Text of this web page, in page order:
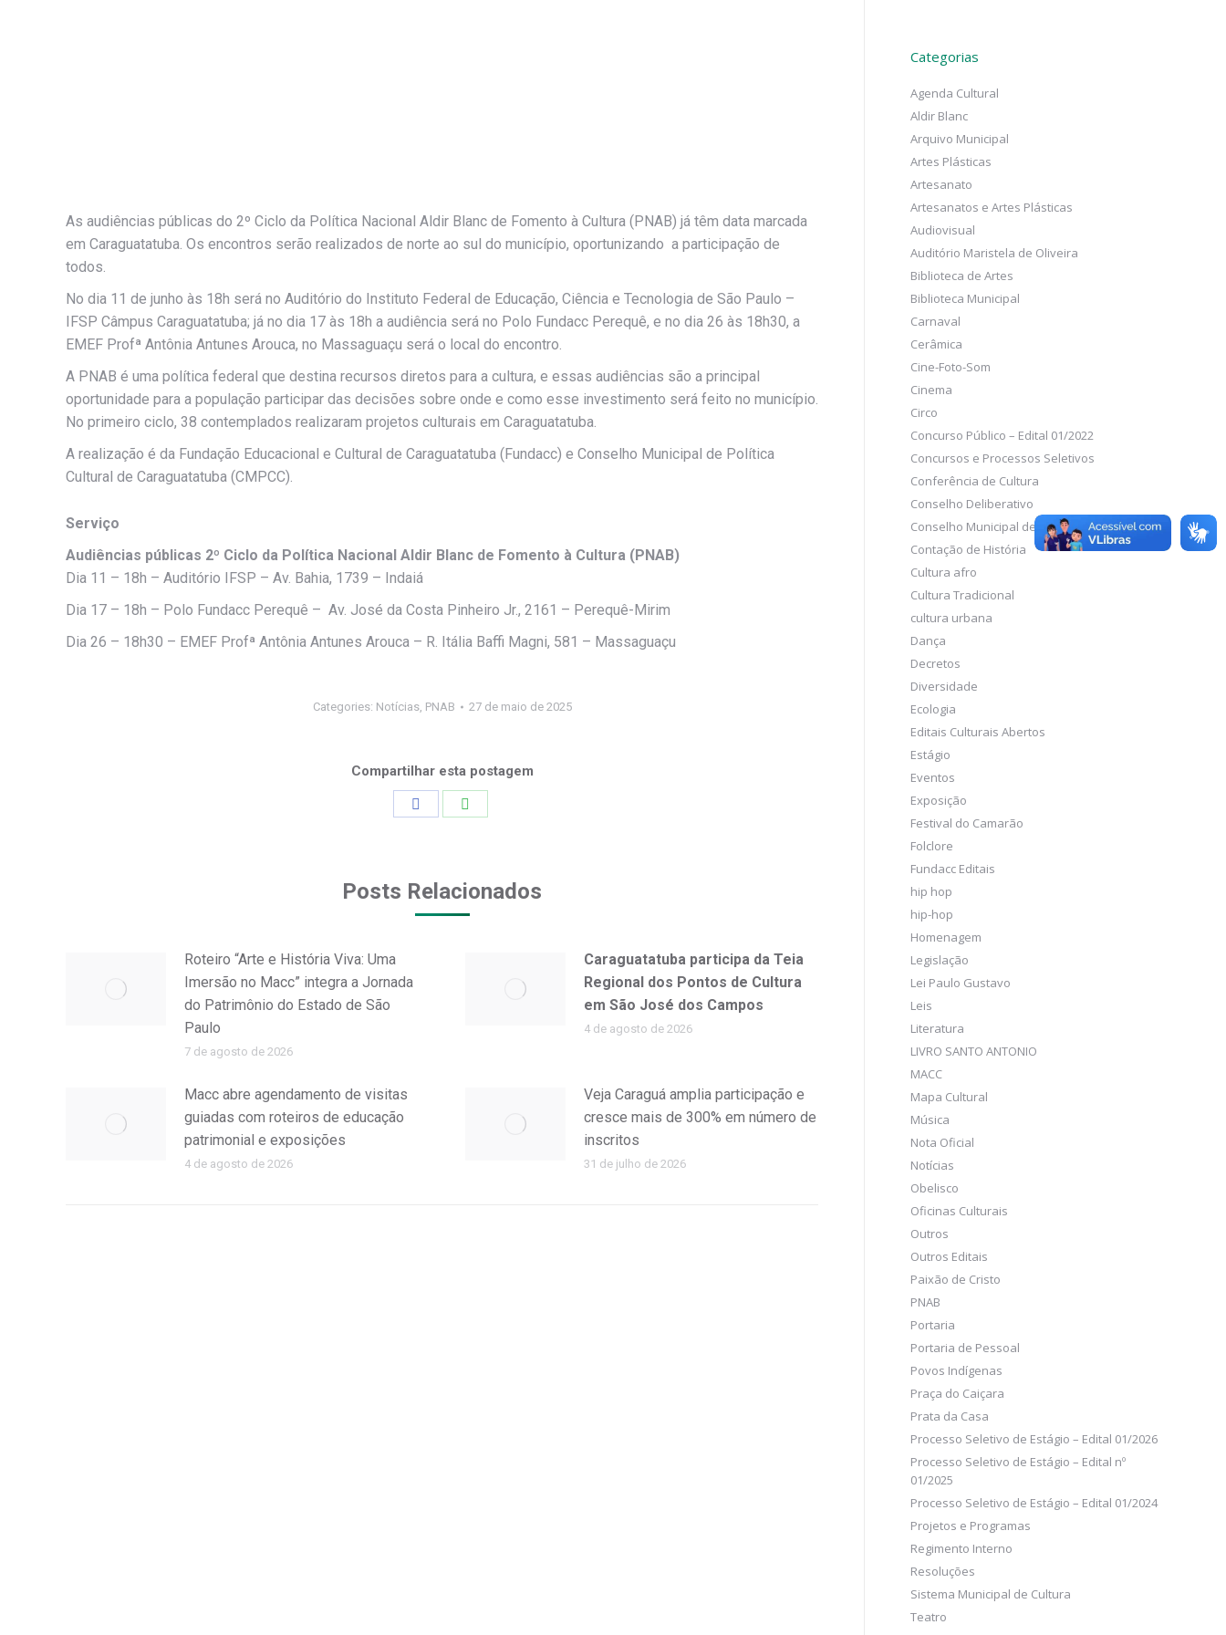
As audiências públicas do 2º Ciclo da Política Nacional Aldir Blanc de Fomento à Cultura (PNAB) já têm data marcada
em Caraguatatuba. Os encontros serão realizados de norte ao sul do município, oportunizando a participação de
todos.
No dia 11 de junho às 18h será no Auditório do Instituto Federal de Educação, Ciência e Tecnologia de São Paulo –
IFSP Câmpus Caraguatatuba; já no dia 17 às 18h a audiência será no Polo Fundacc Perequê, e no dia 26 às 18h30, a
EMEF Profª Antônia Antunes Arouca, no Massaguaçu será o local do encontro.
A PNAB é uma política federal que destina recursos diretos para a cultura, e essas audiências são a principal
oportunidade para a população participar das decisões sobre onde e como esse investimento será feito no município.
No primeiro ciclo, 38 contemplados realizaram projetos culturais em Caraguatatuba.
A realização é da Fundação Educacional e Cultural de Caraguatatuba (Fundacc) e Conselho Municipal de Política
Cultural de Caraguatatuba (CMPCC).
Serviço
Audiências públicas 2º Ciclo da Política Nacional Aldir Blanc de Fomento à Cultura (PNAB)
Dia 11 – 18h – Auditório IFSP – Av. Bahia, 1739 – Indaiá
Dia 17 – 18h – Polo Fundacc Perequê – Av. José da Costa Pinheiro Jr., 2161 – Perequê-Mirim
Dia 26 – 18h30 – EMEF Profª Antônia Antunes Arouca – R. Itália Baffi Magni, 581 – Massaguaçu
Categories: Notícias, PNAB 27 de maio de 2025
Compartilhar esta postagem
Posts Relacionados
Roteiro “Arte e História Viva: Uma
Imersão no Macc” integra a Jornada
do Patrimônio do Estado de São
Paulo
7 de agosto de 2026
Caraguatatuba participa da Teia
Regional dos Pontos de Cultura
em São José dos Campos
4 de agosto de 2026
Macc abre agendamento de visitas
guiadas com roteiros de educação
patrimonial e exposições
4 de agosto de 2026
Veja Caraguá amplia participação e
cresce mais de 300% em número de
inscritos
31 de julho de 2026
Categorias
Agenda Cultural
Aldir Blanc
Arquivo Municipal
Artes Plásticas
Artesanato
Artesanatos e Artes Plásticas
Audiovisual
Auditório Maristela de Oliveira
Biblioteca de Artes
Biblioteca Municipal
Carnaval
Cerâmica
Cine-Foto-Som
Cinema
Circo
Concurso Público – Edital 01/2022
Concursos e Processos Seletivos
Conferência de Cultura
Conselho Deliberativo
Conselho Municipal de Cultura
Contação de História
Cultura afro
Cultura Tradicional
cultura urbana
Dança
Decretos
Diversidade
Ecologia
Editais Culturais Abertos
Estágio
Eventos
Exposição
Festival do Camarão
Folclore
Fundacc Editais
hip hop
hip-hop
Homenagem
Legislação
Lei Paulo Gustavo
Leis
Literatura
LIVRO SANTO ANTONIO
MACC
Mapa Cultural
Música
Nota Oficial
Notícias
Obelisco
Oficinas Culturais
Outros
Outros Editais
Paixão de Cristo
PNAB
Portaria
Portaria de Pessoal
Povos Indígenas
Praça do Caiçara
Prata da Casa
Processo Seletivo de Estágio – Edital 01/2026
Processo Seletivo de Estágio – Edital nº
01/2025
Processo Seletivo de Estágio – Edital 01/2024
Projetos e Programas
Regimento Interno
Resoluções
Sistema Municipal de Cultura
Teatro